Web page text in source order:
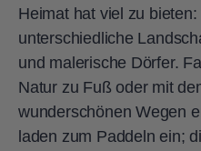
Heimat hat viel zu
unterschiedliche
und malerische Dörfer.
Natur zu Fuß oder mit
wunderschönen Wegen
laden zum Paddeln ein;